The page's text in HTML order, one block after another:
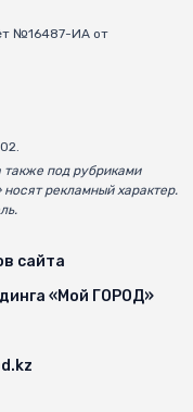
№16487-ИА от
под рубриками
рекламный характер.
сайта
«Мой ГОРОД»